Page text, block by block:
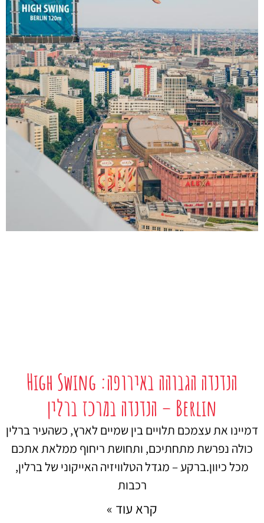
הנדנדה הגבוהה באירופה: High Swing
Berlin – הנדנדה במרכז ברלין
דמיינו את עצמכם תלויים בין שמיים לארץ, כשהעיר ברלין
כולה נפרשת מתחתיכם, ותחושת ריחוף ממלאת אתכם
מכל כיוון.ברקע – מגדל הטלוויזיה האייקוני של ברלין,
רכבות
קרא עוד »